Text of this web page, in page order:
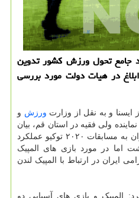
جامع تحول ورزش کشور تدوین
در هیات دولت مورد بررسی
و به نقل از وزارت ورزش و
ولی فقیه در استان قم، بیان
نمود: تیم اعزامی پارالمپیکی ایران به مسابقات ۲۰۲۰ توکیو عملکرد
اما در مورد بازی های المپیک
ایران در ارتباط با المپیک لندن
المپیک و بازی های آسیایی دو